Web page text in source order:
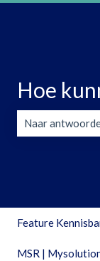
Hoe
Feature
MSR |